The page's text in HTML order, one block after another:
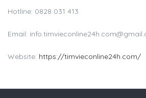
Hotline: 0828 031 413
Email:
Website: https://timvieconline24h.com/